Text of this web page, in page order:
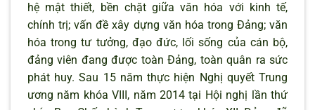
hệ mật thiết, bền chặt giữa văn hóa với kinh tế,
chính trị; vấn đề xây dựng văn hóa trong Đảng; văn
hóa trong tư tưởng, đạo đức, lối sống của cán bộ,
đảng viên đang được toàn Đảng, toàn quân ra sức
phát huy. Sau 15 năm thực hiện Nghị quyết Trung
ương năm khóa VIII, năm 2014 tại Hội nghị lần thứ